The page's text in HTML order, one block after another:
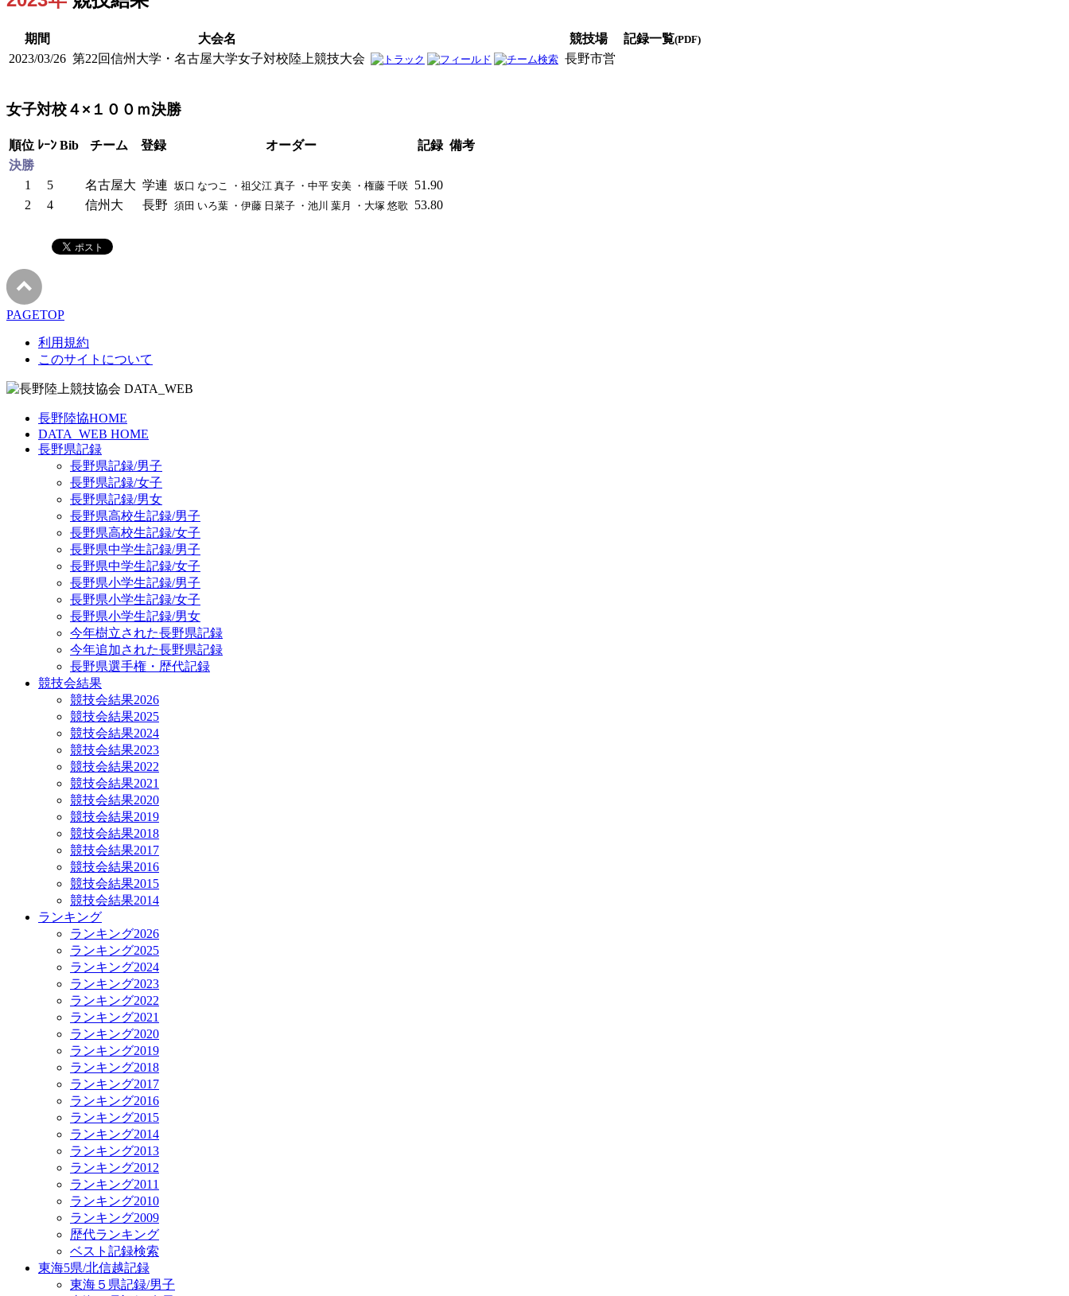
期間 大会名 競技場 記録一覧(PDF)
2023/03/26 第22回信州大学・名古屋大学女子対校陸上競技大会 長野市営
女子対校４×１００ｍ決勝
順位 ﾚｰﾝ Bib チーム 登録 オーダー 記録 備考
決勝
1
5 名古屋大 学連 坂口 なつこ ・祖父江 真子 ・中平 安美 ・権藤 千咲 51.90
2
4 信州大 長野 須田 いろ葉 ・伊藤 日菜子 ・池川 葉月 ・大塚 悠歌 53.80
PAGETOP
利用規約
このサイトについて
長野陸協HOME
DATA_WEB HOME
長野県記録
長野県記録/男子
長野県記録/女子
長野県記録/男女
長野県高校生記録/男子
長野県高校生記録/女子
長野県中学生記録/男子
長野県中学生記録/女子
長野県小学生記録/男子
長野県小学生記録/女子
長野県小学生記録/男女
今年樹立された長野県記録
今年追加された長野県記録
長野県選手権・歴代記録
競技会結果
競技会結果2026
競技会結果2025
競技会結果2024
競技会結果2023
競技会結果2022
競技会結果2021
競技会結果2020
競技会結果2019
競技会結果2018
競技会結果2017
競技会結果2016
競技会結果2015
競技会結果2014
ランキング
ランキング2026
ランキング2025
ランキング2024
ランキング2023
ランキング2022
ランキング2021
ランキング2020
ランキング2019
ランキング2018
ランキング2017
ランキング2016
ランキング2015
ランキング2014
ランキング2013
ランキング2012
ランキング2011
ランキング2010
ランキング2009
歴代ランキング
ベスト記録検索
東海5県/北信越記録
東海５県記録/男子